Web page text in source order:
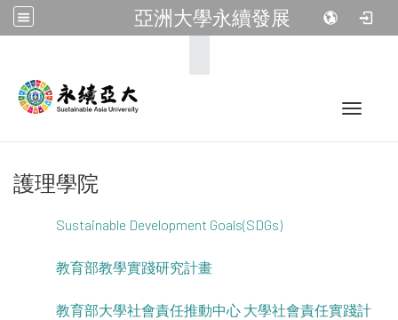
亞洲大學永續發展
Toggle
護理學院
Sustainable Development Goals(SDGs)
教育部教學實踐研究計畫
教育部大學社會責任推動中心 大學社會責任實踐計